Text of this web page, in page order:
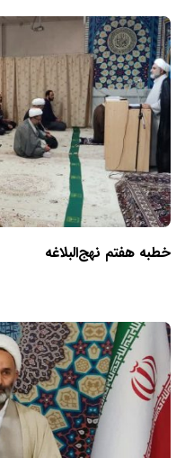
خطبه هفتم نهج‌البلاغه